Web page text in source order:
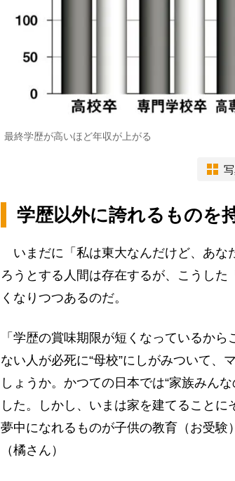
最終学歴が高いほど年収が上がる
学歴以外に誇れるものを
いまだに「私は東大なんだけど、あな
ろうとする人間は存在するが、こうし
くなりつつあるのだ。
「学歴の賞味期限が短くなっているか
ない人が必死に“母校”にしがみついて、
しょうか。かつての日本では“家族みん
した。しかし、いまは家を建てることに
夢中になれるものが子供の教育（お受験
（橘さん）